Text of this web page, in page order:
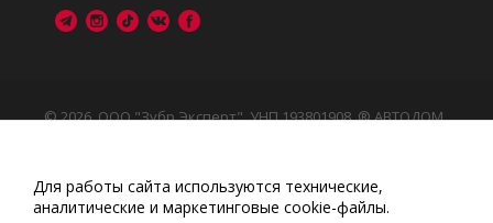
© 2026, ООО "Зубр Эксперт", УНП 193801908. ® АВТОДОМ
Обращаем Ваше внимание на то, что данный интернет-
сайт носит исключительно информационный характер
Любое использование либо копирование материалов
Для работы сайта используются технические,
аналитические и маркетинговые сооkіе-файлы.